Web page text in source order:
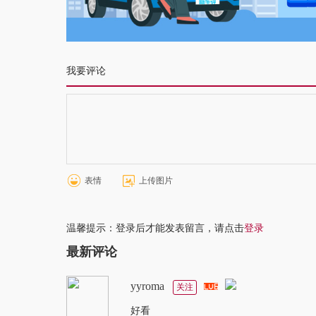
我要评论
表情 上传图片
温馨提示：登录后才能发表留言，请点击登录
最新评论
yyroma 关注
好看